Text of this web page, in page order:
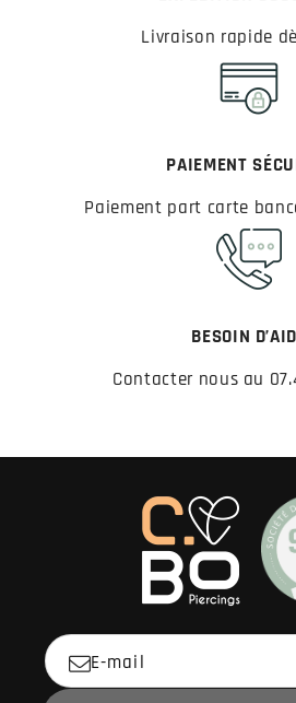
★★★★★
★★★★★ (2 avis)
Livraison rapide
PAIEMENT
Paiement part carte
BESOIN
Contacter nous au
E-mail